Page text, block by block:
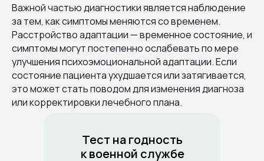
Важной частью диагностики является наблюдение
за тем, как симптомы меняются со временем.
Расстройство адаптации — временное состояние, и
симптомы могут постепенно ослабевать по мере
улучшения психоэмоциональной адаптации. Если
состояние пациента ухудшается или затягивается,
это может стать поводом для изменения диагноза
или корректировки лечебного плана.
Тест на годность
к военной службе